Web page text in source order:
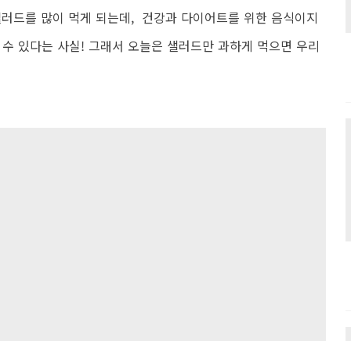
드를 많이 먹게 되는데, 건강과 다이어트를 위한 음식이지
있다는 사실! 그래서 오늘은 샐러드만 과하게 먹으면 우리